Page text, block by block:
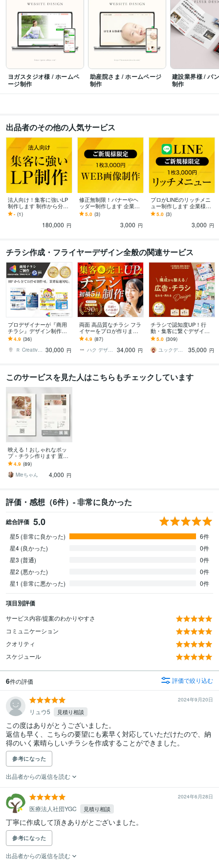
WordPress:6年Google Analytics:6年Adobe Photoshop:6年
Adobe Premiere Pro:2年
Adobe XD:6年
得意分野
Web制作・HP作成・EC構築 ホームページ制作 LP制作
ヒートマップ解
ドライフラワー
コーポレートサイト
フィットネス ヨガスタジオ ヨガ
デザイン制作 ロゴマーク制作 名刺制作
ヨガ ヨガスタジオ 美容 健康 IT 建築 コンサル 教室
ネイルサロン
ヨガスタジオ様 / ホームペ
ージ制作
助産院さま / ホームページ
制作
建設業界様 / パ
制作
出品者のその他の人気サービス
法人向け！集客に強いLP
制作します 制作から分析
改善まで一貫してお受け
いたします
- (1)
180,000 円
修正無制限！バナーやヘ
ッダー制作します 企業様
のご依頼実績多数！設置
場所に合わせてご提案
5.0 (3)
3,000 円
プロがLINEのリッチメニ
ュー制作します 企業様の
ご依頼実績多数！アカウ
ントに合わせてご提案し
5.0 (3)
3,000 円
チラシ作成・フライヤーデザイン全般の関連サービス
プロデザイナーが『商用
チラシ』デザイン制作致
します 各専門分野の実務
歴12年～21年のデザイナ
ーメンバーがご対応
4.9 (36)
Ｒ Creative Design 30,000 円
両面 高品質なチラシ フラ
イヤーをプロが作ります
チラシ リーフレット ポス
ター フライヤー デザイン
4.9 (87)
ハク デザイン
34,000 円
チラシで認知度UP！行
動・集客に繋ぐデザイン
します 内容をパッと見て
伝わるデザイン！歴20年
印刷デザイナーが担当
5.0 (309)
ユックデザイン｜YUKKU Design
35,000 円
このサービスを見た人はこちらもチェックしています
映える！おしゃれなポッ
プ・チラシ作ります 置く
だけで映える♪お店のイメ
ージ作りのお手伝い
4.9 (89)
Mieちゃん
4,000 円
評価・感想（6件）- 非常に良かった
総合評価 5.0
星5 (非常に良かった)
6件
星4 (良かった)
0件
星3 (普通)
0件
星2 (悪かった)
0件
星1 (非常に悪かった)
0件
項目別評価
サービス内容/提案のわかりやすさ
コミュニケーション
クオリティ
スケジュール
6件の評価 評価で絞り込む
2024年9月20日
リュウ5 見積り相談
この度はありがとうございました。
返信も早く、こちらの要望にも素早く対応していただけたので、納
得のいく素晴らしいチラシを作成することができました。
参考になった
出品者からの返信を読む
2024年6月28日
医療法人社団YGC 見積り相談
丁寧に作成して頂きありがとございました。
参考になった
出品者からの返信を読む